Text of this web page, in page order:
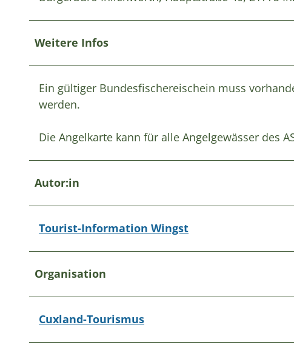
Weitere Infos
Ein gültiger Bundesfischereischein muss
werden.
Die Angelkarte kann für alle Angelgewässer des
Autor:in
Tourist-Information Wingst
Organisation
Cuxland-Tourismus